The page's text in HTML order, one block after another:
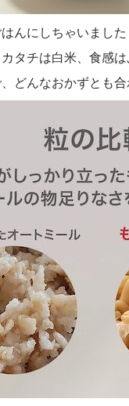
んにしちゃいまし
タチは白米、食感
どんなおかずとも合